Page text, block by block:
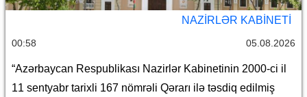
NAZIRLƏR KABINETI
00:58 05.08.2026
“Azərbaycan Respublikası Nazirlər Kabinetinin 2000-ci il
11 sentyabr tarixli 167 nömrəli Qərarı ilə təsdiq edilmiş